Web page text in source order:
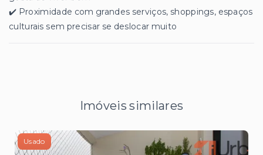
✔️ Proximidade com grandes serviços, shoppings, espaços
culturais sem precisar se deslocar muito
Imóveis similares
Usado